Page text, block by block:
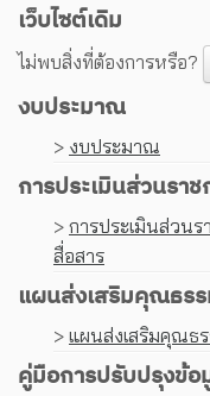
เว็บไซต์เดิม
ไม่พบสิ่งที่ต้องการหรือ?
งบประมาณ
> งบประมาณ
การประเมินส่วนราช
> การประเมินส่วนร
สื่อสาร
แผนส่งเสริมคุณธร
> แผนส่งเสริมคุณธ
คู่มือการปรับปรุงข้